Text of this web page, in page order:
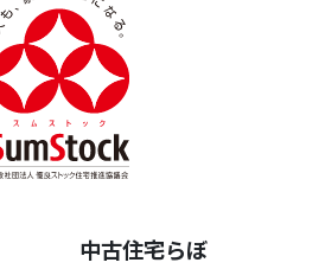
中古住宅らぼ